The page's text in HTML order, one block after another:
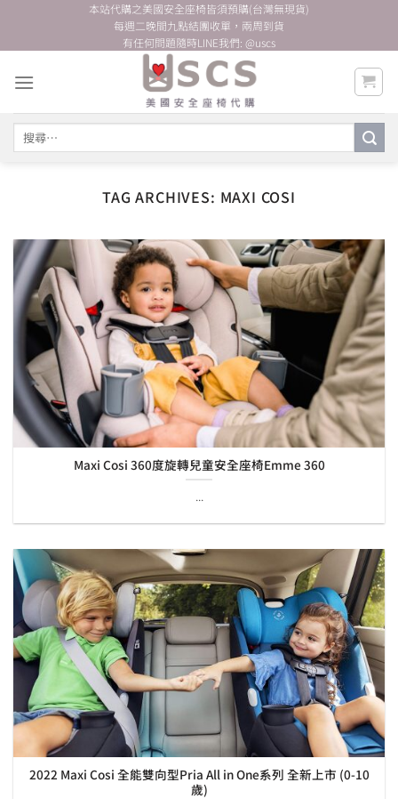
content
本站代購之美國安全座椅皆須預購(台灣無現貨)
每週二晚間九點結團收單，兩周到貨
有任何問題隨時LINE我們: @uscs
TAG ARCHIVES: MAXI COSI
Maxi Cosi 360度旋轉兒童安全座椅Emme 360
...
2022 Maxi Cosi 全能雙向型Pria All in One系列 全新上市 (0-10
歲)